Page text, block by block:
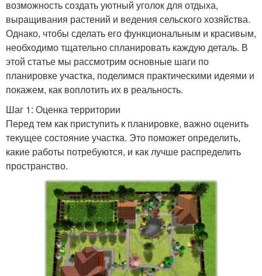
возможность создать уютный уголок для отдыха,
выращивания растений и ведения сельского хозяйства.
Однако, чтобы сделать его функциональным и красивым,
необходимо тщательно спланировать каждую деталь. В
этой статье мы рассмотрим основные шаги по
планировке участка, поделимся практическими идеями и
покажем, как воплотить их в реальность.
Шаг 1: Оценка территории
Перед тем как приступить к планировке, важно оценить
текущее состояние участка. Это поможет определить,
какие работы потребуются, и как лучше распределить
пространство.